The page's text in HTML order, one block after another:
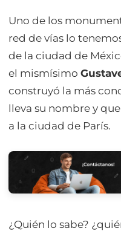
Uno de los
red de vías lo
de la ciudad de
el mismísimo
construyó la más
lleva su nombre y
a la ciudad de París.
¿Quién lo sabe?